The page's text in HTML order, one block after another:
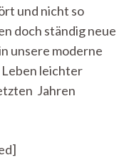
und nicht so
doch ständig neue
unsere moderne
Leben leichter
Jahren